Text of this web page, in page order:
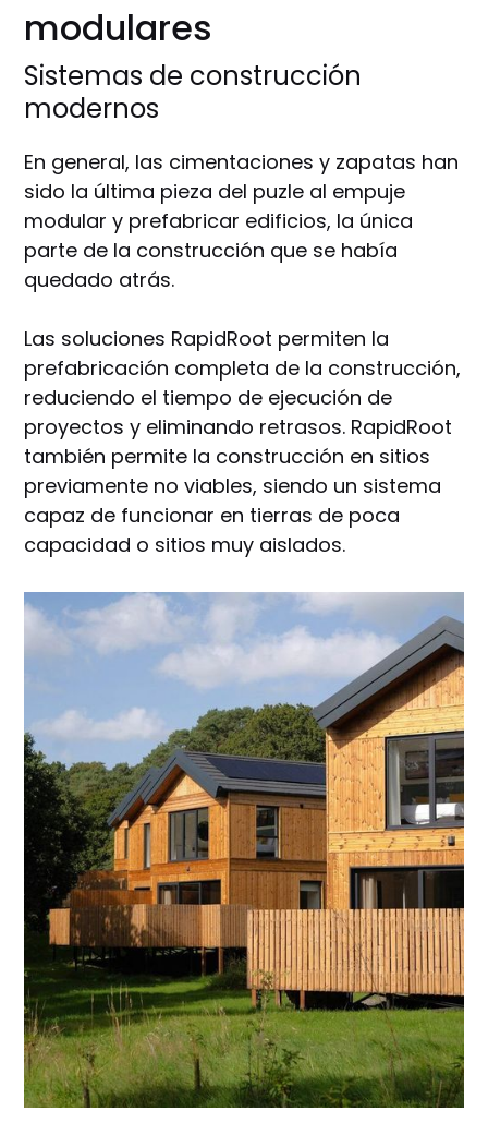
modulares
Sistemas de construcción
modernos
En general, las cimentaciones y zapatas han
sido la última pieza del puzle al empuje
modular y prefabricar edificios, la única
parte de la construcción que se había
quedado atrás.
Las soluciones RapidRoot permiten la
prefabricación completa de la construcción,
reduciendo el tiempo de ejecución de
proyectos y eliminando retrasos. RapidRoot
también permite la construcción en sitios
previamente no viables, siendo un sistema
capaz de funcionar en tierras de poca
capacidad o sitios muy aislados.